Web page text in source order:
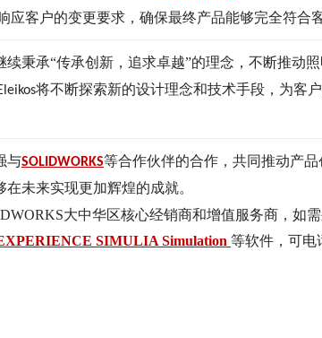
应客户的变更要求，确保最终产品能够完全符合
续秉承“传承创新，追求卓越”的理念，不断推动
将不断探索新的设计理念和技术手段，为客
与SOLIDWORKS等合作伙伴的合作，共同推动产
在未来实现更加辉煌的成就。
大中华区核心经销商和增值服务商，如
SIMULIA Simulation 等软件，可电